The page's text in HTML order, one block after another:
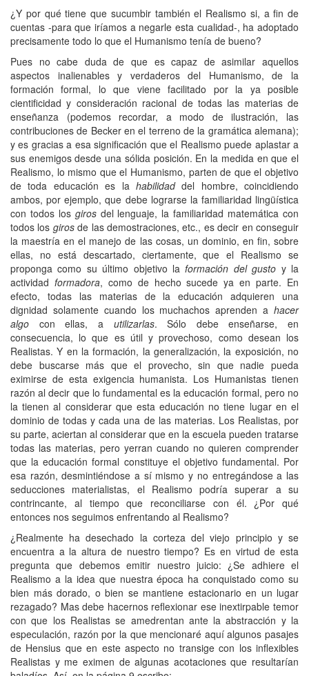
¿Y por qué tiene que sucumbir también el Realismo si, a fin de
cuentas -para que iríamos a negarle esta cualidad-, ha adoptado
precisamente todo lo que el Humanismo tenía de bueno?
Pues no cabe duda de que es capaz de asimilar aquellos
aspectos inalienables y verdaderos del Humanismo, de la
formación formal, lo que viene facilitado por la ya posible
cientificidad y consideración racional de todas las materias de
enseñanza (podemos recordar, a modo de ilustración, las
contribuciones de Becker en el terreno de la gramática alemana);
y es gracias a esa significación que el Realismo puede aplastar a
sus enemigos desde una sólida posición. En la medida en que el
Realismo, lo mismo que el Humanismo, parten de que el objetivo
de toda educación es la habilidaddel hombre, coincidiendo
ambos, por ejemplo, que debe lograrse la familiaridad lingüística
con todos los girosdel lenguaje, la familiaridad matemática con
todos los girosde las demostraciones, etc., es decir en conseguir
la maestría en el manejo de las cosas, un dominio, en fin, sobre
ellas, no está descartado, ciertamente, que el Realismo se
proponga como su último objetivo laformación del gusto y la
actividad formadora, como de hecho sucede ya en parte. En
efecto, todas las materias de la educación adquieren una
dignidad solamente cuando los muchachos aprenden a hacer
algo con ellas, a utilizarlas. Sólo debe enseñarse, en
consecuencia, lo que es útil y provechoso, como desean los
Realistas. Y en la formación, la generalización, la exposición, no
debe buscarse más que el provecho, sin que nadie pueda
eximirse de esta exigencia humanista. Los Humanistas tienen
razón al decir que lo fundamental es la educación formal, pero no
la tienen al considerar que esta educación no tiene lugar en el
dominio de todas y cada una de las materias. Los Realistas, por
su parte, aciertan al considerar que en la escuela pueden tratarse
todas las materias, pero yerran cuando no quieren comprender
que la educación formal constituye el objetivo fundamental. Por
esa razón, desmintiéndose a sí mismo y no entregándose a las
seducciones materialistas, el Realismo podría superar a su
contrincante, al tiempo que reconciliarse con él. ¿Por qué
entonces nos seguimos enfrentando al Realismo?
¿Realmente ha desechado la corteza del viejo principio y se
encuentra a la altura de nuestro tiempo? Es en virtud de esta
pregunta que debemos emitir nuestro juicio: ¿Se adhiere el
Realismo a la idea que nuestra época ha conquistado como su
bien más dorado, o bien se mantiene estacionario en un lugar
rezagado? Mas debe hacernos reflexionar ese inextirpable temor
con que los Realistas se amedrentan ante la abstracción y la
especulación, razón por la que mencionaré aquí algunos pasajes
de Hensius que en este aspecto no transige con los inflexibles
Realistas y me eximen de algunas acotaciones que resultarían